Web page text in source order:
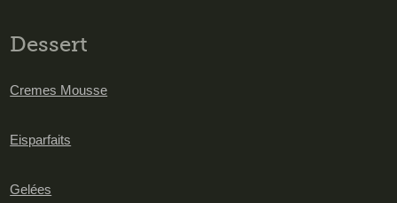
Dessert
Cremes Mousse
Eisparfaits
Gelées